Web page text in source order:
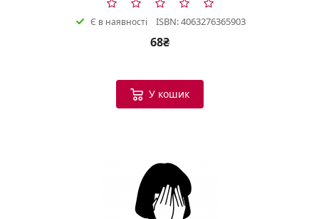
Є в наявності ISBN: 4063276365903
68₴
У кошик